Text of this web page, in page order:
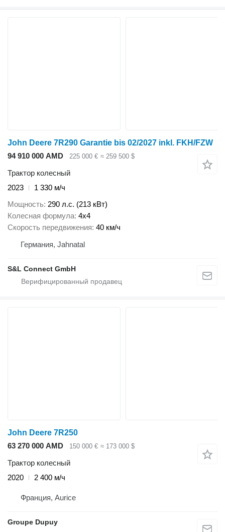
John Deere 7R290 Garantie bis 02/2027 inkl. FKH/FZW
94 910 000 AMD
225 000 € ≈ 259 500 $
Трактор колесный
2023
1 330 м/ч
Мощность 290 л.с. (213 кВт)
Колесная формула 4x4
Скорость передвижения 40 км/ч
Германия, Jahnatal
S&L Connect GmbH
John Deere 7R250
63 270 000 AMD
150 000 € ≈ 173 000 $
Трактор колесный
2020
2 400 м/ч
Франция, Aurice
Groupe Dupuy